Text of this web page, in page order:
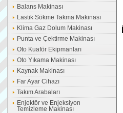
Balans Makinası
Lastik Sökme Takma Makinası
Klima Gaz Dolum Makinası
Punta ve Çektirme Makinası
Oto Kuaför Ekipmanları
Oto Yıkama Makinası
Kaynak Makinası
Far Ayar Cihazı
Takım Arabaları
Enjektör ve Enjeksiyon
Temizleme Makinası